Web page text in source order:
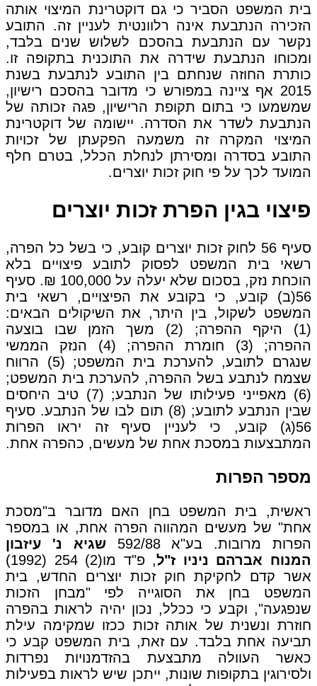
בית המשפט הסביר כי גם דוקטרינת המיצוי אותה
הזכירה הנתבעת אינה רלוונטית לעניין זה. התובע
נקשר עם הנתבעת בהסכם לשלוש שנים בלבד,
ומכוחו הנתבעת שידרה את התוכנית בתקופה זו.
כותרת החוזה שנחתם בין התובע לנתבעת בשנת
2015 אף ציינה במפורש כי מדובר בהסכם רישיון,
שמשמעו כי בתום תקופת הרישיון, פגה זכותה של
הנתבעת לשדר את הסדרה. יישומה של דוקטרינת
המיצוי המקרה זה משמעה הפקעתן של זכויות
התובע בסדרה ומסירתן לנחלת הכלל, בטרם חלף
המועד לכך על פי חוק זכות יוצרים.
פיצוי בגין הפרת זכות יוצרים
סעיף 56 לחוק זכות יוצרים קובע, כי בשל כל הפרה,
רשאי בית המשפט לפסוק לתובע פיצויים בלא
הוכחת נזק, בסכום שלא יעלה על 100,000 ₪. סעיף
56(ב) קובע, כי בקובע את הפיצויים, רשאי בית
המשפט לשקול, בין היתר, את השיקולים הבאים:
(1) היקף ההפרה; (2) משך הזמן שבו בוצעה
ההפרה; (3) חומרת ההפרה; (4) הנזק הממשי
שנגרם לתובע, להערכת בית המשפט; (5) הרווח
שצמח לנתבע בשל ההפרה, להערכת בית המשפט;
(6) מאפייני פעילותו של הנתבע; (7) טיב היחסים
שבין הנתבע לתובע; (8) תום לבו של הנתבע. סעיף
56(ג) קובע, כי לעניין סעיף זה יראו הפרות
המתבצעות במסכת אחת של מעשים, כהפרה אחת.
מספר הפרות
ראשית, בית המשפט בחן האם מדובר ב"מסכת
אחת" של מעשים המהווה הפרה אחת, או במספר
הפרות מרובות. בע"א 592/88
שגיא נ' עיזבון
המנוח אברהם ניניו ז"ל
, פ"ד מו(2) 254 (1992)
אשר קדם לחקיקת חוק זכות יוצרים החדש, בית
המשפט בחן את הסוגייה לפי "מבחן הזכות
שנפגעה", וקבע כי ככלל, נכון יהיה לראות בהפרה
חוזרת ונשנית של אותה זכות ככזו שמקימה עילת
תביעה אחת בלבד. עם זאת, בית המשפט קבע כי
כאשר העוולה מתבצעת בהזדמנויות נפרדות
ולסירוגין בתקופות שונות, ייתכן שיש לראות בפעילות